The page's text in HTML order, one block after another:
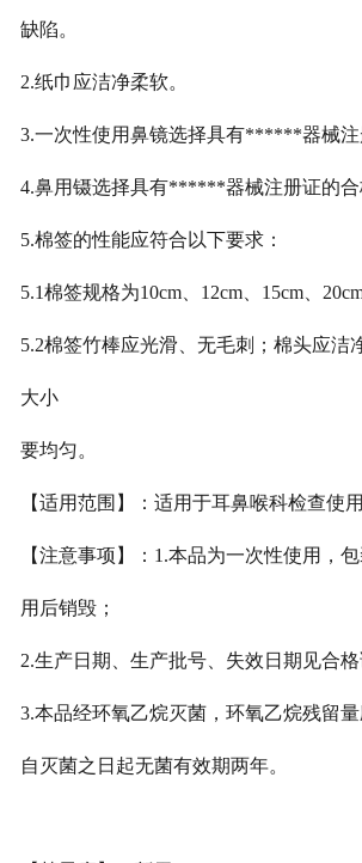
缺陷。
2.纸巾应洁净柔软。
3.一次性使用鼻镜选择具有******器械注
4.鼻用镊选择具有******器械注册证的合
5.棉签的性能应符合以下要求：
5.1棉签规格为10cm、12cm、15cm、
5.2棉签竹棒应光滑、无毛刺；棉头应洁
大小
要均匀。
【适用范围】：适用于耳鼻喉科检查使用
【注意事项】：1.本品为一次性使用，
用后销毁；
2.生产日期、生产批号、失效日期见合格
3.本品经环氧乙烷灭菌，环氧乙烷残留量
自 灭菌之日起无菌有效期两年。